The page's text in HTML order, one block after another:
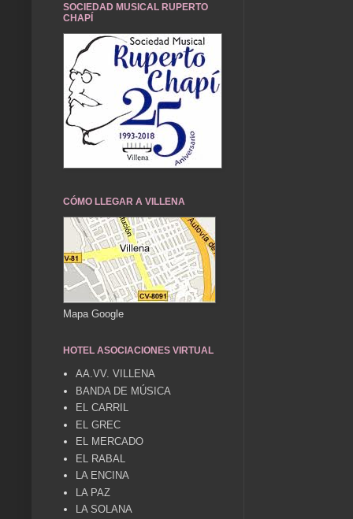
SOCIEDAD MUSICAL RUPERTO
CHAPÍ
CÓMO LLEGAR A VILLENA
Mapa Google
HOTEL ASOCIACIONES VIRTUAL
AA.VV. VILLENA
BANDA DE MÚSICA
EL CARRIL
EL GREC
EL MERCADO
EL RABAL
LA ENCINA
LA PAZ
LA SOLANA